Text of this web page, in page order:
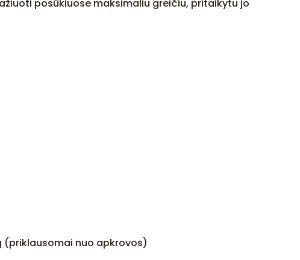
posūkiuose maksimaliu greičiu, pritaikytu jo
(priklausomai nuo apkrovos)